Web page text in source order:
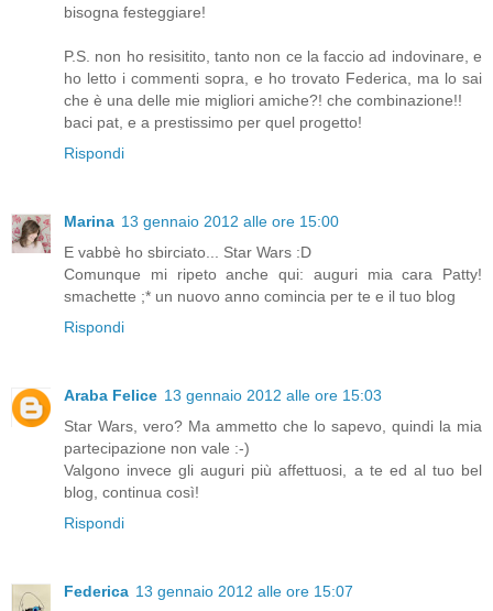
bisogna festeggiare!
P.S. non ho resisitito, tanto non ce la faccio ad indovinare, e
ho letto i commenti sopra, e ho trovato Federica, ma lo sai
che è una delle mie migliori amiche?! che combinazione!!
baci pat, e a prestissimo per quel progetto!
Rispondi
Marina 13 gennaio 2012 alle ore 15:00
E vabbè ho sbirciato... Star Wars :D
Comunque mi ripeto anche qui: auguri mia cara Patty!
smachette ;* un nuovo anno comincia per te e il tuo blog
Rispondi
Araba Felice 13 gennaio 2012 alle ore 15:03
Star Wars, vero? Ma ammetto che lo sapevo, quindi la mia
partecipazione non vale :-)
Valgono invece gli auguri più affettuosi, a te ed al tuo bel
blog, continua così!
Rispondi
Federica 13 gennaio 2012 alle ore 15:07